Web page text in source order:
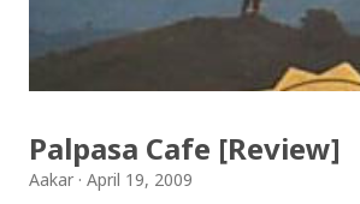
शुभकामना व्यक्त गर्दछौँ ।
Palpasa Cafe [Review]
Aakar April 19, 2009